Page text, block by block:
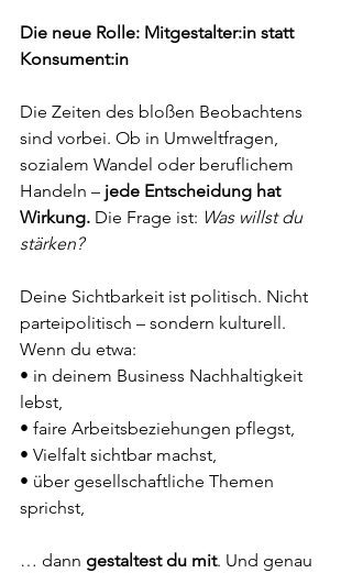
Die neue Rolle: Mitgestalter:in statt
Konsument:in
Die Zeiten des bloßen Beobachtens
sind vorbei. Ob in Umweltfragen,
sozialem Wandel oder beruflichem
Handeln – jede Entscheidung hat
Wirkung. Die Frage ist: Was willst du
stärken?
Deine Sichtbarkeit ist politisch. Nicht
parteipolitisch – sondern kulturell.
Wenn du etwa:
• in deinem Business Nachhaltigkeit
lebst,
• faire Arbeitsbeziehungen pflegst,
• Vielfalt sichtbar machst,
• über gesellschaftliche Themen
sprichst,
… dann gestaltest du mit. Und genau